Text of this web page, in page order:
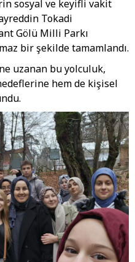
sosyal ve keyifli vakit
Tokadi
Gölü Milli Parkı
bir şekilde tamamlandı.
uzanan bu yolculuk,
hem de kişisel